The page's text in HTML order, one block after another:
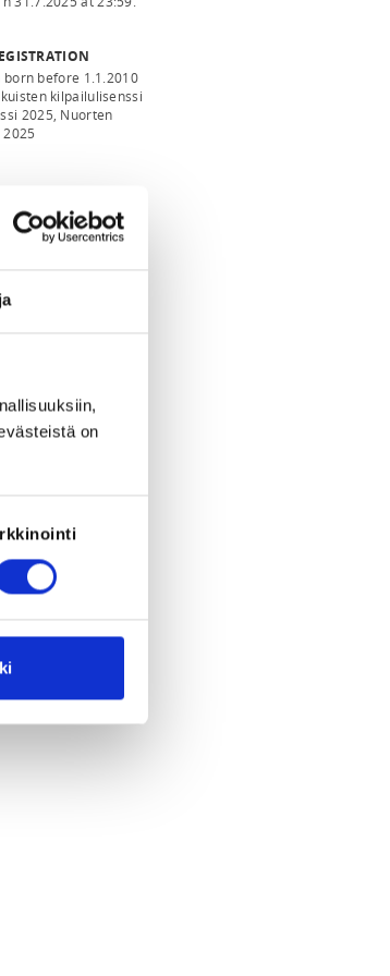
on
before 1.1.2010
kilpailulisenssi
2025, Nuorten